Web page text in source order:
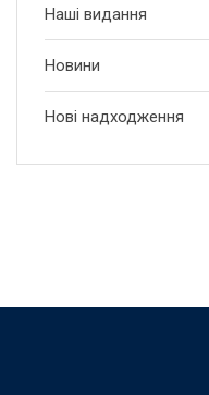
Наші видання
Новини
Нові надходження